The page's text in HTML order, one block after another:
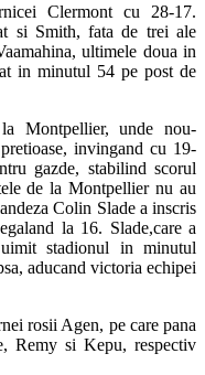
Clermont cu 28-17.
si Smith, fata de trei ale
ultimele doua in
in minutul 54 pe post de
Montpellier, unde nou-
invingand cu 19-
gazde, stabilind scorul
de la Montpellier nu au
Colin Slade a inscris
la 16. Slade,care a
stadionul in minutul
aducand victoria echipei
rosii Agen, pe care pana
Remy si Kepu, respectiv